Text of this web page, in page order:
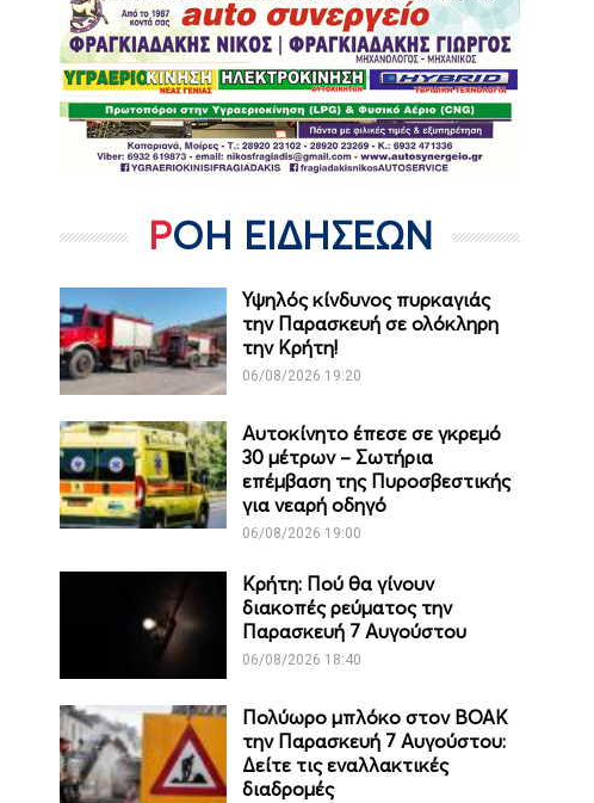
ΡΟΗ ΕΙΔΗΣΕΩΝ
Υψηλός κίνδυνος πυρκαγιάς
την Παρασκευή σε ολόκληρη
την Κρήτη!
06/08/2026 19:20
Αυτοκίνητο έπεσε σε γκρεμό
30 μέτρων – Σωτήρια
επέμβαση της Πυροσβεστικής
για νεαρή οδηγό
06/08/2026 19:00
Κρήτη: Πού θα γίνουν
διακοπές ρεύματος την
Παρασκευή 7 Αυγούστου
06/08/2026 18:40
Πολύωρο μπλόκο στον ΒΟΑΚ
την Παρασκευή 7 Αυγούστου:
Δείτε τις εναλλακτικές
διαδρομές